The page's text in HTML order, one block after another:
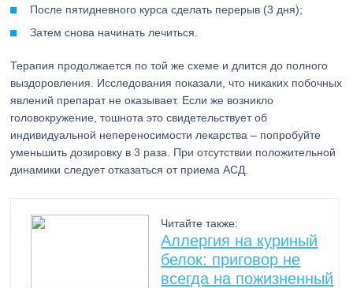
После пятидневного курса сделать перерыв (3 дня);
Затем снова начинать лечиться.
Терапия продолжается по той же схеме и длится до полного
выздоровления. Исследования показали, что никаких побочных
явлений препарат не оказывает. Если же возникло
головокружение, тошнота это свидетельствует об
индивидуальной непереносимости лекарства – попробуйте
уменьшить дозировку в 3 раза. При отсутствии положительной
динамики следует отказаться от приема АСД.
Читайте также:
Аллергия на куриный
белок: приговор не
всегда на пожизненный